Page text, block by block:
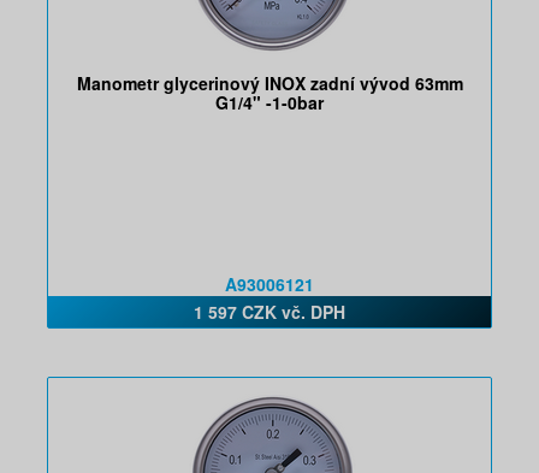
Manometr glycerinový INOX zadní vývod 63mm
G1/4" -1-0bar
A93006121
1 597 CZK vč. DPH